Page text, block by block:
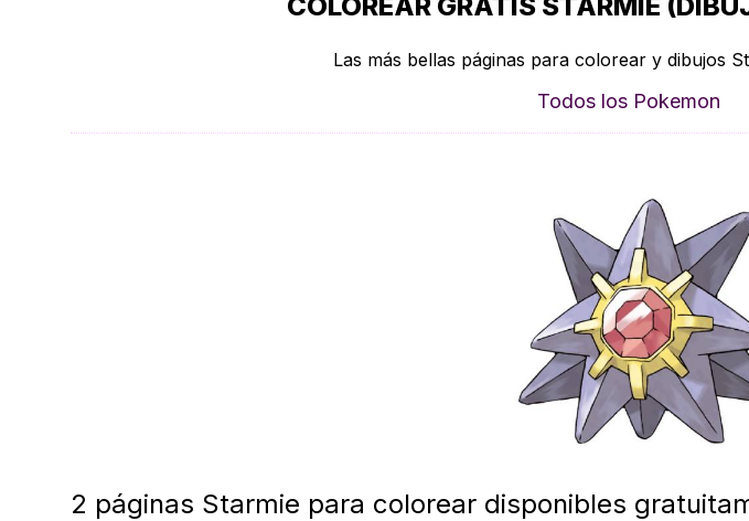
Las más bellas páginas para colorear y dibujos
Todos los Pokemon
2 páginas Starmie para colorear disponibles